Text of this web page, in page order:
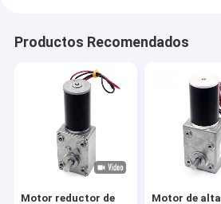
Productos Recomendados
Motor reductor de Motor de alta